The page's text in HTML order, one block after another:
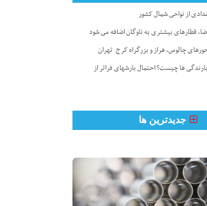
از نواحی شمال کشور
قطارهای بیشتری به ناوگان اضافه می شود
چالوس، هراز و بزرگراه کرج-تهران
ها چیست؟ احتمال بارشهای فراتر از
جدیدترین ها